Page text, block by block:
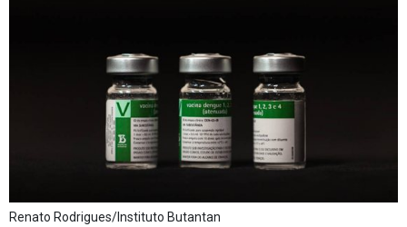
Renato Rodrigues/Instituto Butantan